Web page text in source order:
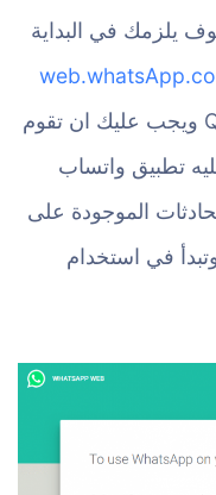
يلزمك في البداية
بعد ذلك سوف تلاحظ ظهور رمز QR ويجب عليك ان تقوم
تطبيق واتساب
الموجودة على
في استخدام